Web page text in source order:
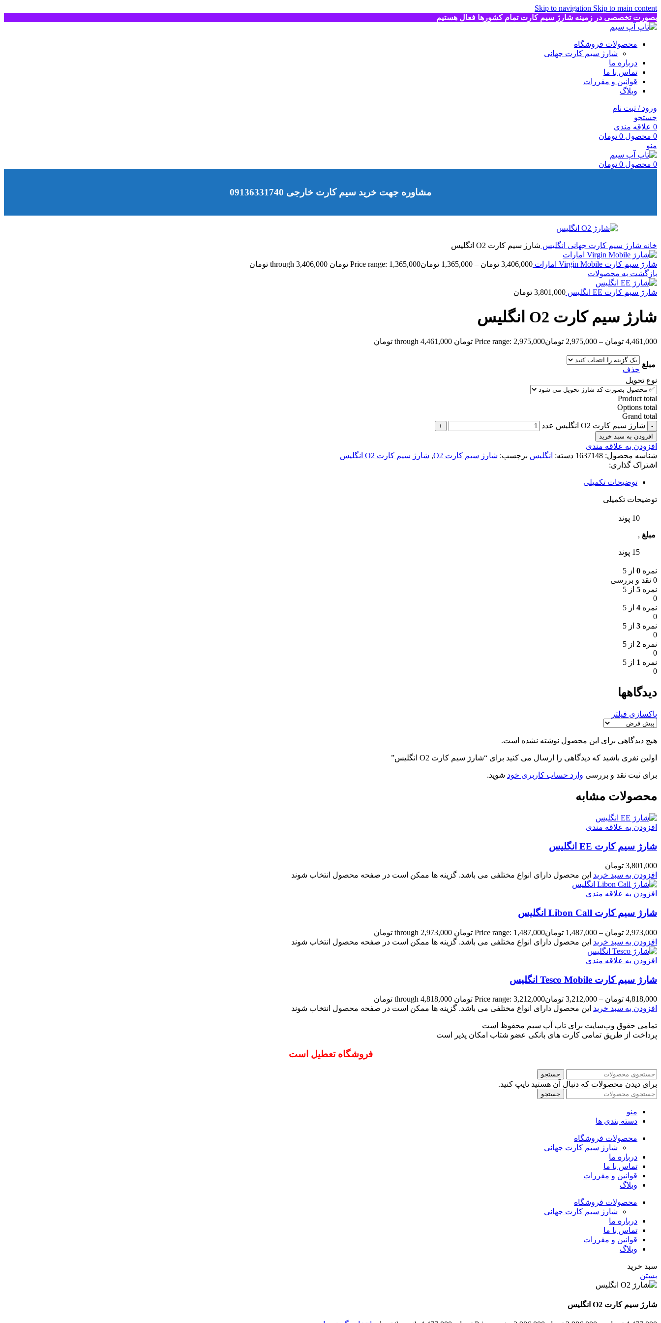
Skip to navigation Skip to main content
بصورت تخصصی در زمینه شارژ سیم کارت تمام کشورها فعال هستیم
محصولات فروشگاه
شارژ سیم کارت جهانی
درباره ما
تماس با ما
قوانین و مقررات
وبلاگ
ورود / ثبت نام
جستجو
0 علاقه مندی
0 محصول 0 تومان
منو
0 محصول 0 تومان
مشاوره جهت خرید سیم کارت خارجی 09136331740
خانه شارژ سیم کارت جهانی انگلیس شارژ سیم کارت O2 انگلیس
شارژ سیم کارت Virgin Mobile امارات 3,406,000 تومان –
1,365,000 تومانPrice range: 1,365,000 تومان through 3,406,000 تومان
بازگشت به محصولات
شارژ سیم کارت EE انگلیس 3,801,000 تومان
شارژ سیم کارت O2 انگلیس
4,461,000 تومان –
2,975,000 تومانPrice range: 2,975,000 تومان through 4,461,000 تومان
مبلغ
حذف
نوع تحویل
Product total
Options total
Grand total
شارژ سیم کارت O2 انگلیس عدد
افزودن به سبد خرید
افزودن به علاقه مندی
شناسه محصول: 1637148 دسته: انگلیس برچسب: شارژ سیم کارت O2 , شارژ سیم کارت O2 انگلیس
اشتراک گذاری:
توضیحات تکمیلی
توضیحات تکمیلی
مبلغ
10 پوند
,
15 پوند
نمره 0 از 5
0 نقد و بررسی
نمره 5 از 5
0
نمره 4 از 5
0
نمره 3 از 5
0
نمره 2 از 5
0
نمره 1 از 5
0
دیدگاهها
پاکسازی فیلتر
هیچ دیدگاهی برای این محصول نوشته نشده است.
اولین نفری باشید که دیدگاهی را ارسال می کنید برای “شارژ سیم کارت O2 انگلیس”
برای ثبت نقد و بررسی وارد حساب کاربری خود شوید.
محصولات مشابه
افزودن به علاقه مندی
شارژ سیم کارت EE انگلیس
3,801,000 تومان
افزودن به سبد خرید این محصول دارای انواع مختلفی می باشد. گزینه ها ممکن است در صفحه محصول انتخاب شوند
افزودن به علاقه مندی
شارژ سیم کارت Libon Call انگلیس
2,973,000 تومان –
1,487,000 تومانPrice range: 1,487,000 تومان through 2,973,000 تومان
افزودن به سبد خرید این محصول دارای انواع مختلفی می باشد. گزینه ها ممکن است در صفحه محصول انتخاب شوند
افزودن به علاقه مندی
شارژ سیم کارت Tesco Mobile انگلیس
4,818,000 تومان –
3,212,000 تومانPrice range: 3,212,000 تومان through 4,818,000 تومان
افزودن به سبد خرید این محصول دارای انواع مختلفی می باشد. گزینه ها ممکن است در صفحه محصول انتخاب شوند
تمامی حقوق وب‌سایت برای تاپ آپ سیم محفوظ است
پرداخت از طریق تمامی کارت های بانکی عضو شتاب امکان پذیر است
فروشگاه تعطیل است
جستجو
برای دیدن محصولات که دنبال آن هستید تایپ کنید.
جستجو
منو
دسته بندی ها
محصولات فروشگاه
شارژ سیم کارت جهانی
درباره ما
تماس با ما
قوانین و مقررات
وبلاگ
محصولات فروشگاه
شارژ سیم کارت جهانی
درباره ما
تماس با ما
قوانین و مقررات
وبلاگ
سبد خرید
بستن
شارژ سیم کارت O2 انگلیس